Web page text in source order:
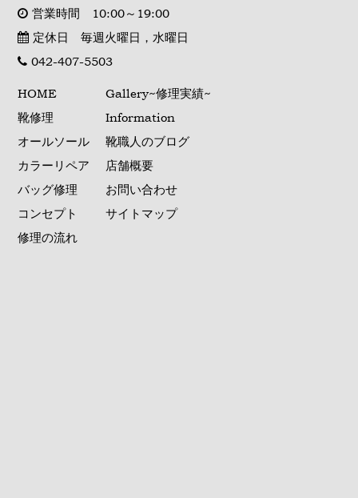
営業時間 10:00～19:00
定休日 毎週火曜日，水曜日
042-407-5503
HOME
靴修理
オールソール
カラーリペア
バッグ修理
コンセプト
修理の流れ
Gallery~修理実績~
Information
靴職人のブログ
店舗概要
お問い合わせ
サイトマップ